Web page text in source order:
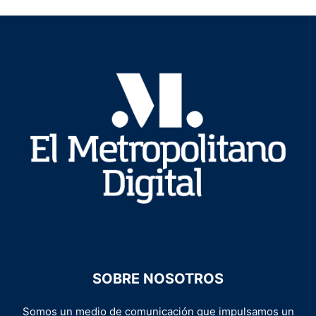
SOBRE NOSOTROS
Somos un medio de comunicación que impulsamos un